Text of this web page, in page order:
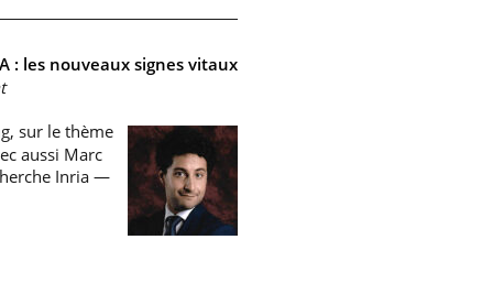
: les nouveaux signes vitaux
sur le thème
aussi Marc
Inria —